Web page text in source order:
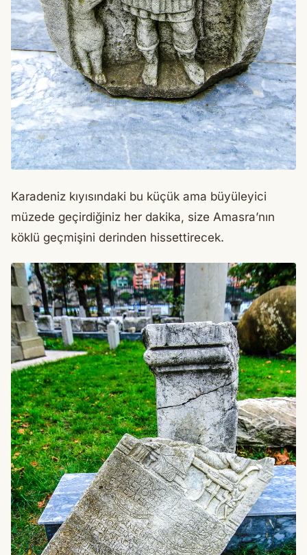
Karadeniz kıyısındaki bu küçük ama büyüleyici
müzede geçirdiğiniz her dakika, size Amasra’nın
köklü geçmişini derinden hissettirecek.